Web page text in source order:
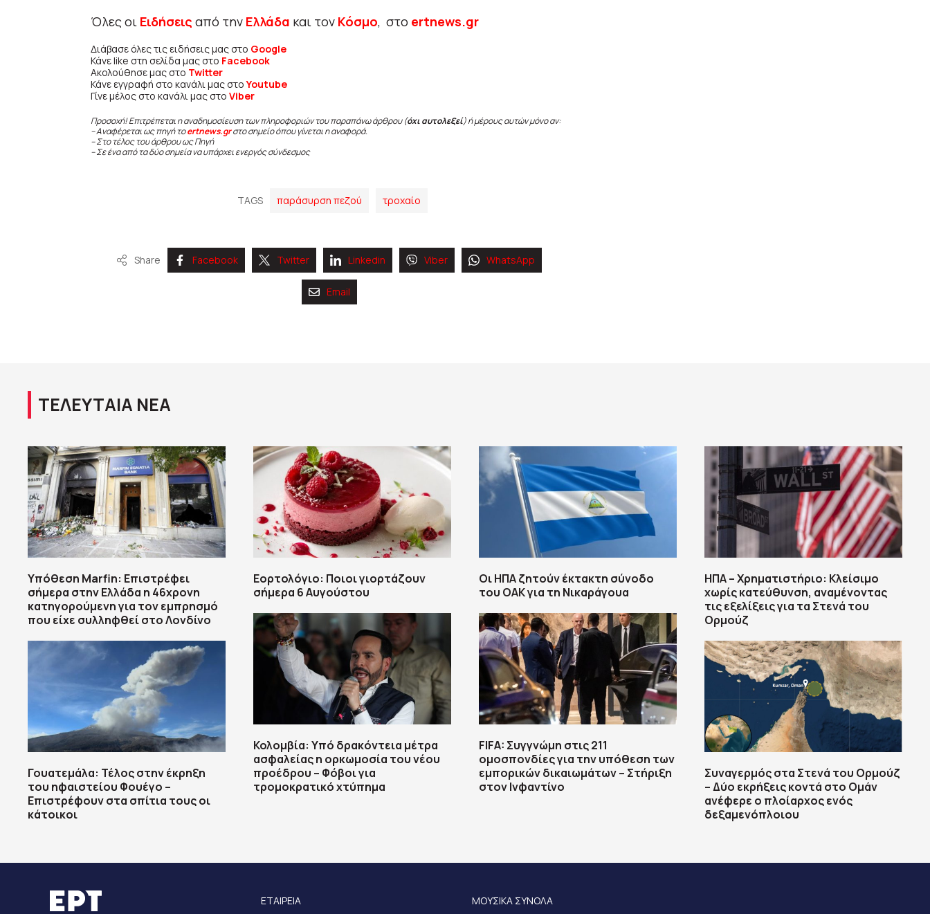
Όλες οι Ειδήσεις από την Ελλάδα και τον Κόσμο, στο ertnews.gr
Διάβασε όλες τις ειδήσεις μας στο Google
Κάνε like στη σελίδα μας στο Facebook
Ακολούθησε μας στο Twitter
Κάνε εγγραφή στο κανάλι μας στοYoutube
Γίνε μέλος στο κανάλι μας στο Viber
Προσοχή! Επιτρέπεται η αναδημοσίευση των πληροφοριών του παραπάνω άρθρου (όχι αυτολεξεί) ή μέρους αυτών μόνο αν:
– Αναφέρεται ως πηγή τοertnews.gr στο σημείο όπου γίνεται η αναφορά.
– Στο τέλος του άρθρου ως Πηγή
– Σε ένα από τα δύο σημεία να υπάρχει ενεργός σύνδεσμος
TAGS παράσυρση πεζού τροχαίο
Share Facebook Twitter Linkedin Viber WhatsApp
Email
ΤΕΛΕΥΤΑΙΑ ΝΕΑ
Υπόθεση Marfin: Επιστρέφει
σήμερα στην Ελλάδα η 46χρονη
κατηγορούμενη για τον εμπρησμό
που είχε συλληφθεί στο Λονδίνο
Γουατεμάλα: Τέλος στην έκρηξη
του ηφαιστείου Φουέγο –
Επιστρέφουν στα σπίτια τους οι
κάτοικοι
Εορτολόγιο: Ποιοι γιορτάζουν
σήμερα 6 Αυγούστου
Κολομβία: Υπό δρακόντεια μέτρα
ασφαλείας η ορκωμοσία του νέου
προέδρου – Φόβοι για
τρομοκρατικό χτύπημα
Οι ΗΠΑ ζητούν έκτακτη σύνοδο
του ΟΑΚ για τη Νικαράγουα
FIFA: Συγγνώμη στις 211
ομοσπονδίες για την υπόθεση των
εμπορικών δικαιωμάτων – Στήριξη
στον Ινφαντίνο
ΗΠΑ – Χρηματιστήριο: Κλείσιμο
χωρίς κατεύθυνση, αναμένοντας
τις εξελίξεις για τα Στενά του
Ορμούζ
Συναγερμός στα Στενά του Ορμούζ
– Δύο εκρήξεις κοντά στο Ομάν
ανέφερε ο πλοίαρχος ενός
δεξαμενόπλοιου
ΕΤΑΙΡΕΙΑ ΜΟΥΣΙΚΑ ΣΥΝΟΛΑ